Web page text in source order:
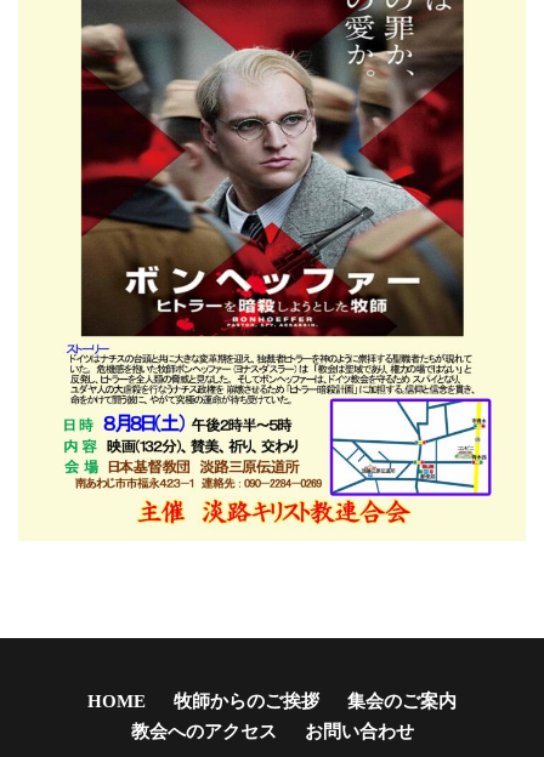
HOME 牧師からのご挨拶
集会のご案内
教会へのアクセス
お問い合わせ